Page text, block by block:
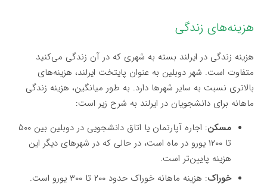
هزینه‌های زندگی
هزینه زندگی در ایرلند بسته به شهری که در آن زندگی می‌کنید
متفاوت است. شهر دوبلین به عنوان پایتخت ایرلند، هزینه‌های
بالاتری نسبت به سایر شهرها دارد. به طور میانگین، هزینه زندگی
ماهانه برای دانشجویان در ایرلند به شرح زیر است:
مسکن
: اجاره آپارتمان یا اتاق دانشجویی در دوبلین بین ۵۰۰
تا ۱۲۰۰ یورو در ماه است، در حالی که در شهرهای دیگر این
هزینه پایین‌تر است.
خوراک: هزینه ماهانه خوراک حدود ۲۰۰ تا ۳۰۰ یورو است.